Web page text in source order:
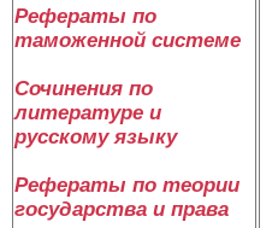
Рефераты по
таможенной системе
Сочинения по
литературе и
русскому языку
Рефераты по теории
государства и права